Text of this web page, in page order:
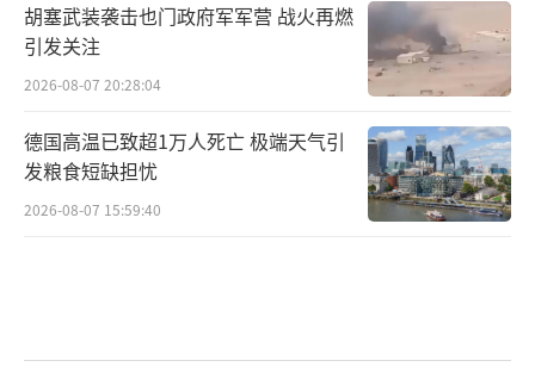
胡塞武装袭击也门政府军军营 战火再燃
引发关注
2026-08-07 20:28:04
德国高温已致超1万人死亡 极端天气引
发粮食短缺担忧
2026-08-07 15:59:40